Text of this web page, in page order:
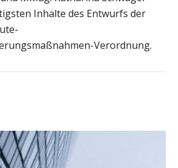
Inhalte des Entwurfs der
Verordnung.